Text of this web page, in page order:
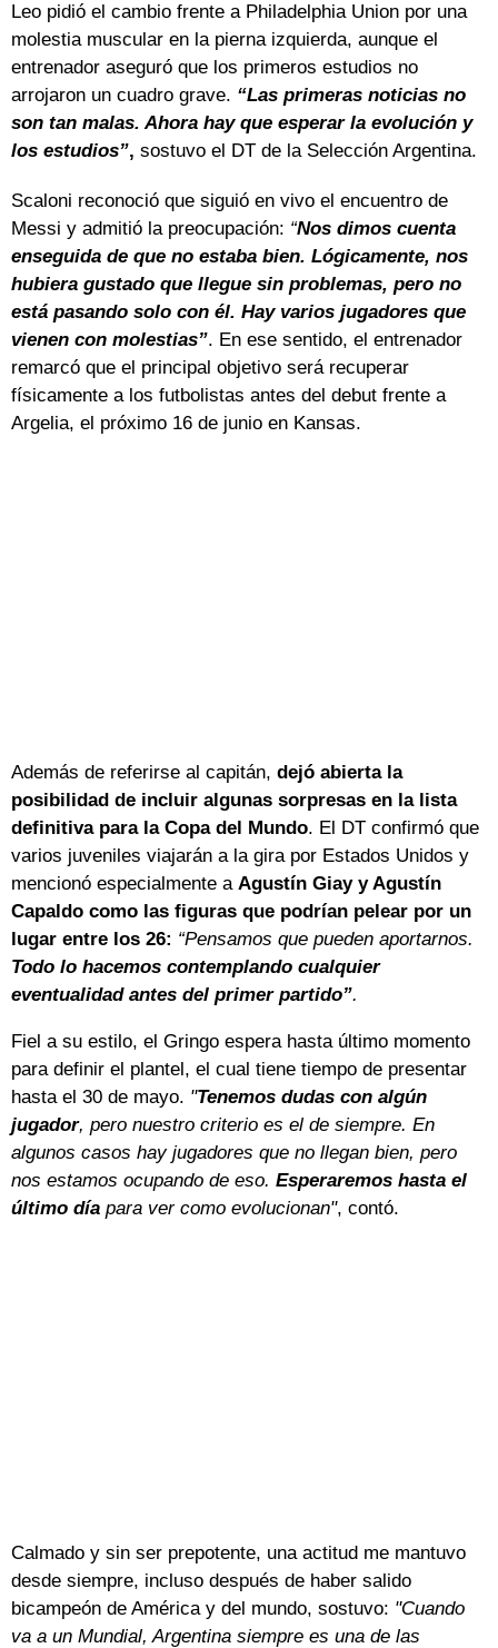
Leo pidió el cambio frente a Philadelphia Union por una
molestia muscular en la pierna izquierda, aunque el
entrenador aseguró que los primeros estudios no
arrojaron un cuadro grave. “Las primeras noticias no
son tan malas. Ahora hay que esperar la evolución y
los estudios”, sostuvo el DT de la Selección Argentina.
Scaloni reconoció que siguió en vivo el encuentro de
Messi y admitió la preocupación: “Nos dimos cuenta
enseguida de que no estaba bien. Lógicamente, nos
hubiera gustado que llegue sin problemas, pero no
está pasando solo con él. Hay varios jugadores que
vienen con molestias”. En ese sentido, el entrenador
remarcó que el principal objetivo será recuperar
físicamente a los futbolistas antes del debut frente a
Argelia, el próximo 16 de junio en Kansas.
Además de referirse al capitán, dejó abierta la
posibilidad de incluir algunas sorpresas en la lista
definitiva para la Copa del Mundo. El DT confirmó que
varios juveniles viajarán a la gira por Estados Unidos y
mencionó especialmente a Agustín Giay y Agustín
Capaldo como las figuras que podrían pelear por un
lugar entre los 26: “Pensamos que pueden aportarnos.
Todo lo hacemos contemplando cualquier
eventualidad antes del primer partido”.
Fiel a su estilo, el Gringo espera hasta último momento
para definir el plantel, el cual tiene tiempo de presentar
hasta el 30 de mayo. "Tenemos dudas con algún
jugador, pero nuestro criterio es el de siempre. En
algunos casos hay jugadores que no llegan bien, pero
nos estamos ocupando de eso. Esperaremos hasta el
último día para ver como evolucionan", contó.
Calmado y sin ser prepotente, una actitud me mantuvo
desde siempre, incluso después de haber salido
bicampeón de América y del mundo, sostuvo: "Cuando
va a un Mundial, Argentina siempre es una de las